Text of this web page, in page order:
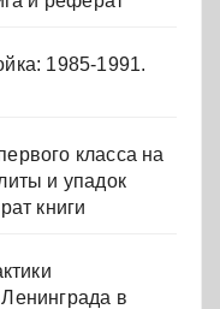
1985-1991.
класса на
и упадок
книги
в